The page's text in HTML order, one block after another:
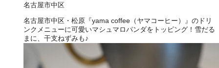
名古屋市中区
名古屋市中区・松原『yama coffee（ヤマコーヒー）』のドリ
ンクメニューに可愛いマシュマロパンダをトッピング！雪だる
まに、干支ねずみも♪